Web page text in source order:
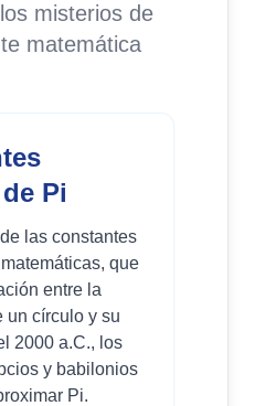
misterios de
matemática
Pi
las constantes
que
entre la
un círculo y su
2000 a.C., los
y babilonios
Pi.